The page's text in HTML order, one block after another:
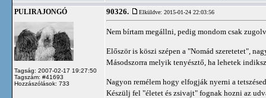
PULIRAJONGÓ
Tagság: 2007-02-17 19:27:50
Tagszám: #41693
Hozzászólások: 733
90326. Elküldve: 2015-01-24 22:03:56
Nem bírtam megállni, pedig mondom csak
Először is köszi szépen a "Nomád szeretetet",
Másodszorra melyik tenyésztő, ha lehetek
Nagyon remélem hogy elfogják nyerni a
Készülj fel "életet és zsivajt" fognak hozni az